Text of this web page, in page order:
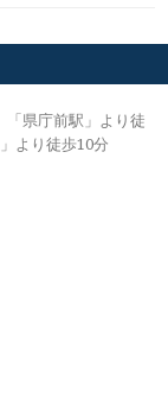
県庁前駅」より徒
より徒歩10分